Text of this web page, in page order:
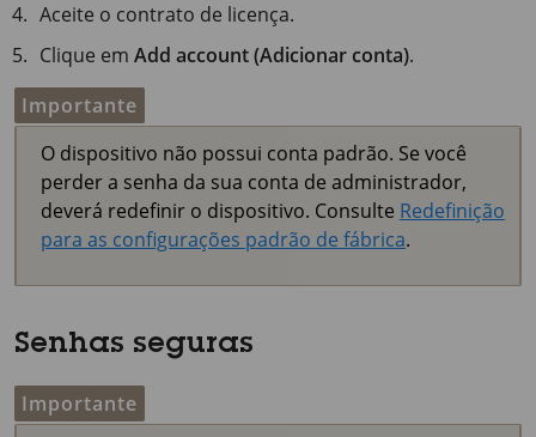
Aceite o contrato de licença.
Clique emAdd account (Adicionar conta).
Importante
O dispositivo não possui conta padrão. Se você
perder a senha da sua conta de administrador,
deverá redefinir o dispositivo. Consulte Redefinição
para as configurações padrão de fábrica.
Senhas seguras
Importante